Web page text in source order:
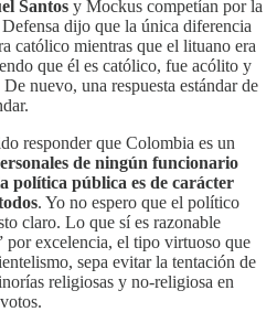
Santos y Mockus competían por la
dijo que la única diferencia
católico mientras que el lituano era
que él es católico, fue acólito y
nuevo, una respuesta estándar de
responder que Colombia es un
de ningún funcionario
política pública es de carácter
. Yo no espero que el político
claro. Lo que sí es razonable
por excelencia, el tipo virtuoso que
sepa evitar la tentación de
religiosas y no-religiosa en